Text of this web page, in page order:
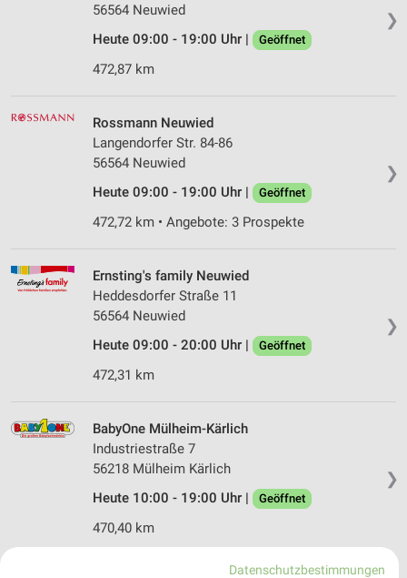
❯
56564 Neuwied
Heute 09:00 - 19:00 Uhr |
Geöffnet
472,87 km
❯
Rossmann Neuwied
Langendorfer Str. 84-86
56564 Neuwied
Heute 09:00 - 19:00 Uhr |
Geöffnet
472,72 km • Angebote: 3 Prospekte
❯
Ernsting's family Neuwied
Heddesdorfer Straße 11
56564 Neuwied
Heute 09:00 - 20:00 Uhr |
Geöffnet
472,31 km
❯
BabyOne Mülheim-Kärlich
Industriestraße 7
56218 Mülheim Kärlich
Heute 10:00 - 19:00 Uhr |
Geöffnet
470,40 km
Datenschutzbestimmungen